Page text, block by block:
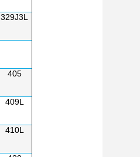
329J3L
405
409L
410L